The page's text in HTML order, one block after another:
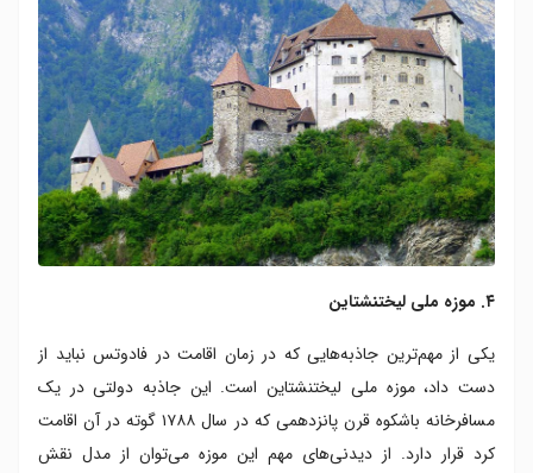
۴. موزه ملی لیختنشتاین
یکی از مهم‌ترین جاذبه‌هایی که در زمان اقامت در فادوتس نباید از
دست داد، موزه ملی لیختنشتاین است. این جاذبه دولتی در یک
مسافرخانه باشکوه قرن پانزدهمی که در سال ۱۷۸۸ گوته در آن اقامت
کرد قرار دارد. از دیدنی‌های مهم این موزه می‌توان از مدل نقش